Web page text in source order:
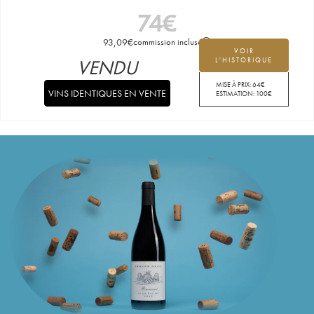
74€
93,09€commission incluse
VOIR
L'HISTORIQUE
MISE À PRIX:64€
ESTIMATION: 100€
VENDU
VINS IDENTIQUES EN VENTE